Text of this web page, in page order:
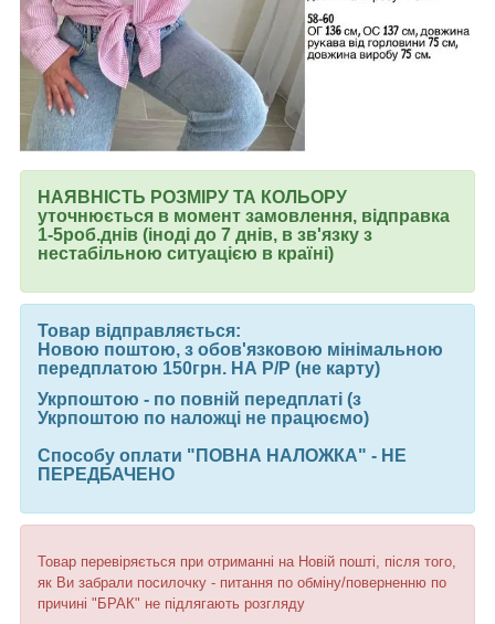
НАЯВНІСТЬ РОЗМІРУ ТА КОЛЬОРУ
уточнюється в момент замовлення, відправка
1-5роб.днів (іноді до 7 днів, в зв'язку з
нестабільною ситуацією в країні)
Товар відправляється:
Новою поштою, з обов'язковою мінімальною
передплатою 150грн. НА Р/Р (не карту)
Укрпоштою - по повній передплаті (з
Укрпоштою по наложці не працюємо)
Способу оплати "ПОВНА НАЛОЖКА" - НЕ
ПЕРЕДБАЧЕНО
Товар перевіряється при отриманні на Новій пошті, після того,
як Ви забрали посилочку - питання по обміну/поверненню по
причині "БРАК" не підлягають розгляду